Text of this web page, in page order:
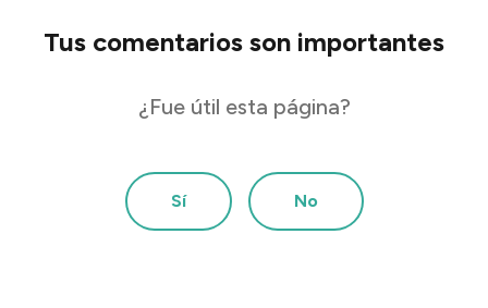
Tus comentarios son importantes
¿Fue útil esta página?
Sí No